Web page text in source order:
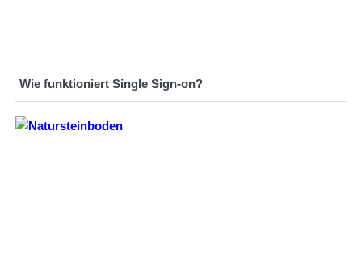
Wie funktioniert Single Sign-on?